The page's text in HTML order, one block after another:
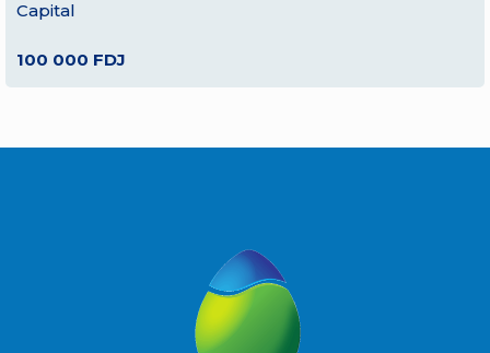
Capital
100 000 FDJ